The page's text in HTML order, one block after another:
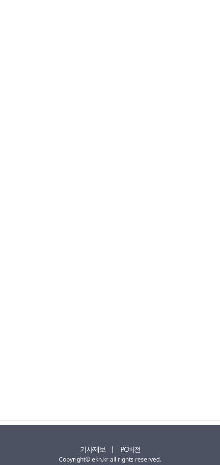
기사제보 PC버전
Copyright© ekn.kr all rights reserved.